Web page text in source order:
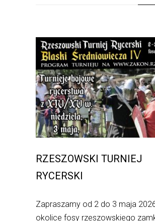
RZESZOWSKI TURNIEJ
RYCERSKI
Zapraszamy od 2 do 3 maja
okolice fosy rzeszowskiego